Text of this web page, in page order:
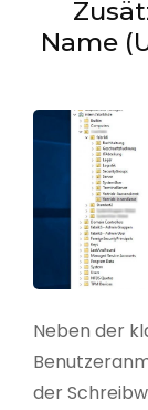
Name
Neben der
der